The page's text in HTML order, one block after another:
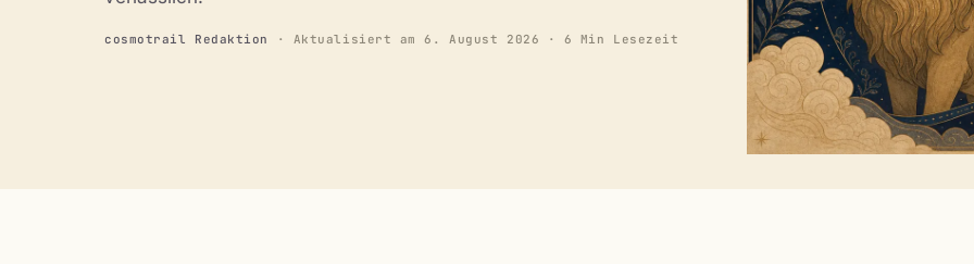
cosmotrail Redaktion · Aktualisiert am6. August 2026 · 6 Min Lesezeit